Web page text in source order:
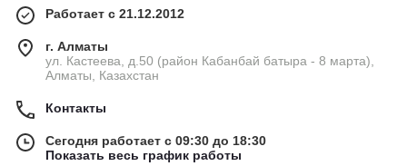
Работает с 21.12.2012
г. Алматы
ул. Кастеева, д.50 (район Кабанбай батыра - 8 марта),
Алматы, Казахстан
Контакты
Сегодня работает с 09:30 до 18:30
Показать весь график работы